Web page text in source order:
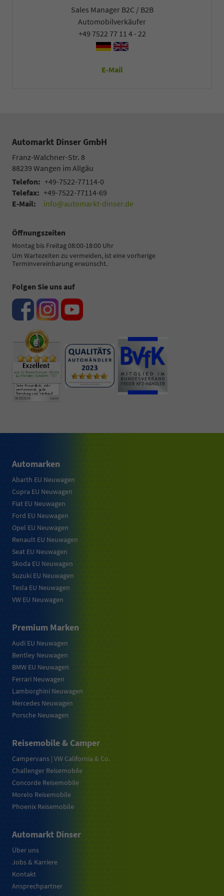
Sales Manager B2C / B2B
Automobilverkäufer
+49 7522 77 11 4 - 22
E-Mail
Automarkt Dinser GmbH
Franz-Walchner-Str. 8
88239 Wangen im Allgäu
Telefon: +49-7522-77114-0
Telefax: +49-7522-77114-69
E-Mail:
info@automarkt-dinser.de
Öffnungszeiten
Montag bis Freitag 08:00-18:00 Uhr
Um Wartezeiten zu vermeiden, ist eine vorherige
Terminvereinbarung erwünscht.
Folgen Sie uns auf
Automarken
Abarth EU Neuwagen
Cupra EU Neuwagen
Fiat EU Neuwagen
Ford EU Neuwagen
Opel EU Neuwagen
Renault EU Neuwagen
Seat EU Neuwagen
Skoda EU Neuwagen
Suzuki EU Neuwagen
Tesla EU Neuwagen
VW EU Neuwagen
Premium Marken
Audi EU Neuwagen
Bentley Neuwagen
BMW EU Neuwagen
Ferrari Neuwagen
Lamborghini Neuwagen
Mercedes Neuwagen
Porsche Neuwagen
Reisemobile & Camper
Campervans | VW California & Co.
Challenger Reisemobile
Concorde Reisemobile
Morelo Reisemobile
Phoenix Reisemobile
Automarkt Dinser
Über uns
Jobs & Karriere
Kontakt
Ansprechpartner